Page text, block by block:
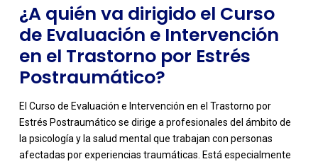
profesional?
¿A quién va dirigido el Curso
de Evaluación e Intervención
en el Trastorno por Estrés
Postraumático?
El Curso de Evaluación e Intervención en el Trastorno por
Estrés Postraumático se dirige a profesionales del ámbito de
la psicología y la salud mental que trabajan con personas
afectadas por experiencias traumáticas. Está especialmente